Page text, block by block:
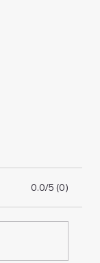
0.0/5 (0)